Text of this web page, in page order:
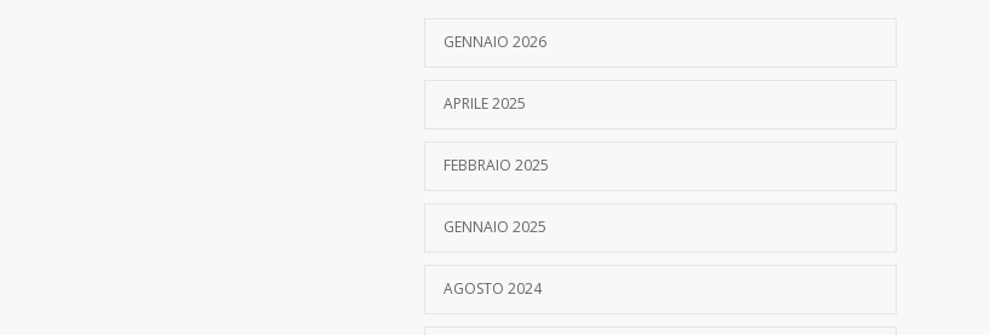
GENNAIO 2026
APRILE 2025
FEBBRAIO 2025
GENNAIO 2025
AGOSTO 2024